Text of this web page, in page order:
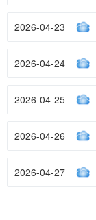
2026-04-23
2026-04-24
2026-04-25
2026-04-26
2026-04-27